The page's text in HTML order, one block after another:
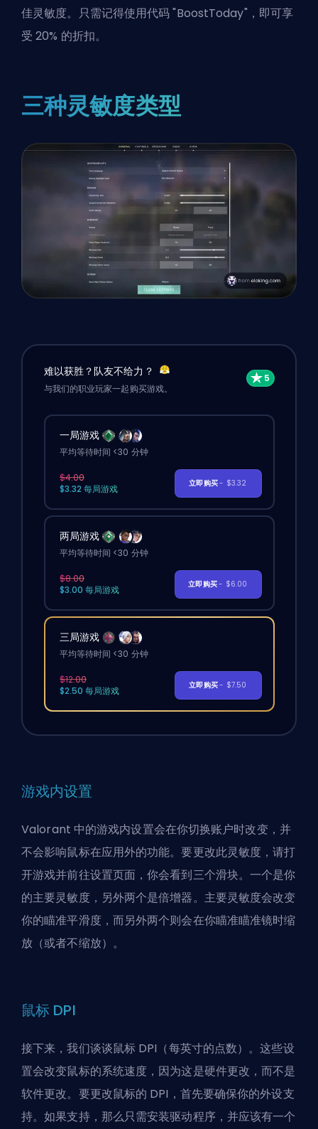
佳灵敏度。只需记得使用代码 "BoostToday"，即可享
受 20% 的折扣。
三种灵敏度类型
难以获胜？队友不给力？
与我们的职业玩家一起购买游戏。
一局游戏
平均等待时间 <30 分钟
$4.00
$3.32 每局游戏
立即购买- $3.32
两局游戏
平均等待时间 <30 分钟
$8.00
$3.00 每局游戏
立即购买- $6.00
三局游戏
平均等待时间 <30 分钟
$12.00
$2.50 每局游戏
立即购买- $7.50
游戏内设置
Valorant 中的游戏内设置会在你切换账户时改变，并
不会影响鼠标在应用外的功能。要更改此灵敏度，请打
开游戏并前往设置页面，你会看到三个滑块。一个是你
的主要灵敏度，另外两个是倍增器。主要灵敏度会改变
你的瞄准平滑度，而另外两个则会在你瞄准瞄准镜时缩
放（或者不缩放）。
鼠标 DPI
接下来，我们谈谈鼠标 DPI（每英寸的点数）。这些设
置会改变鼠标的系统速度，因为这是硬件更改，而不是
软件更改。要更改鼠标的 DPI，首先要确保你的外设支
持。如果支持，那么只需安装驱动程序，并应该有一个